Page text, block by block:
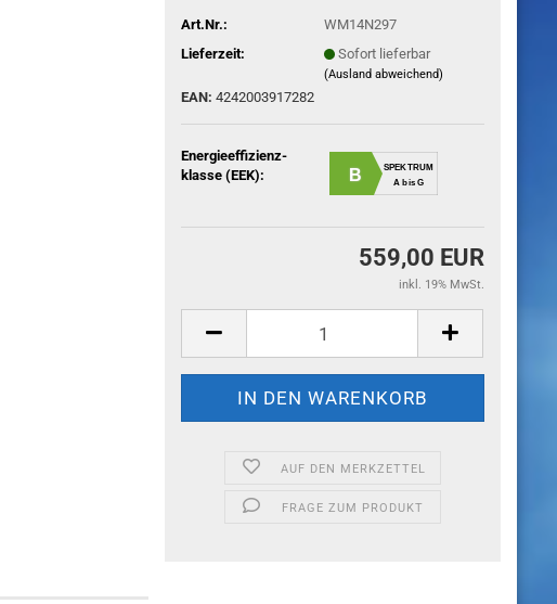
Art.Nr.:
WM14N297
Lieferzeit:
Sofort lieferbar
(Ausland abweichend)
EAN: 4242003917282
Energieeffizienz-
klasse (EEK):
B
SPEKTRUM
A bis G
559,00 EUR
inkl. 19% MwSt.
AUF DEN MERKZETTEL
FRAGE ZUM PRODUKT